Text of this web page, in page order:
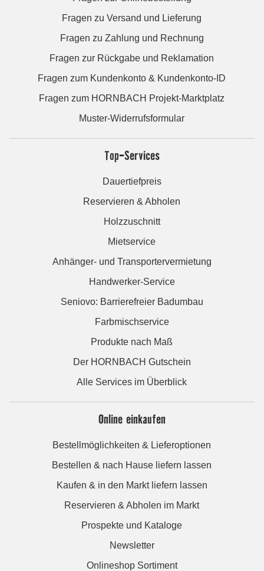
Fragen zu Versand und Lieferung
Fragen zu Zahlung und Rechnung
Fragen zur Rückgabe und Reklamation
Fragen zum Kundenkonto & Kundenkonto-ID
Fragen zum HORNBACH Projekt-Marktplatz
Muster-Widerrufsformular
Top-Services
Dauertiefpreis
Reservieren & Abholen
Holzzuschnitt
Mietservice
Anhänger- und Transportervermietung
Handwerker-Service
Seniovo: Barrierefreier Badumbau
Farbmischservice
Produkte nach Maß
Der HORNBACH Gutschein
Alle Services im Überblick
Online einkaufen
Bestellmöglichkeiten & Lieferoptionen
Bestellen & nach Hause liefern lassen
Kaufen & in den Markt liefern lassen
Reservieren & Abholen im Markt
Prospekte und Kataloge
Newsletter
Onlineshop Sortiment